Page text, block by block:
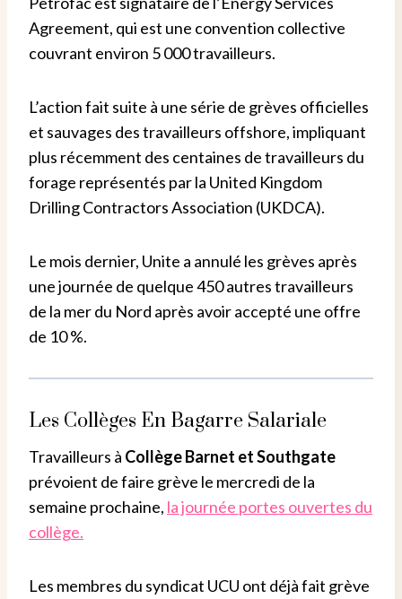
Agreement, qui est une convention collective
couvrant environ 5 000 travailleurs.
L’action fait suite à une série de grèves officielles
et sauvages des travailleurs offshore, impliquant
plus récemment des centaines de travailleurs du
forage représentés par la United Kingdom
Drilling Contractors Association (UKDCA).
Le mois dernier, Unite a annulé les grèves après
une journée de quelque 450 autres travailleurs
de la mer du Nord après avoir accepté une offre
de 10 %.
Les Collèges En Bagarre Salariale
Travailleurs à Collège Barnet et Southgate
prévoient de faire grève le mercredi de la
semaine prochaine, la journée portes ouvertes du
collège.
Les membres du syndicat UCU ont déjà fait grève